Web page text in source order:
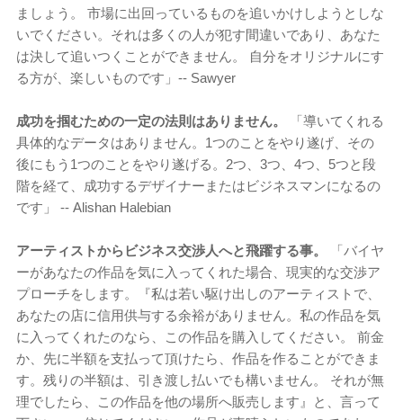
ましょう。 市場に出回っているものを追いかけしようとしな
いでください。それは多くの人が犯す間違いであり、あなた
は決して追いつくことができません。 自分をオリジナルにす
る方が、楽しいものです」-- Sawyer
成功を掴むための一定の法則はありません。
「導いてくれる
具体的なデータはありません。1つのことをやり遂げ、その
後にもう1つのことをやり遂げる。2つ、3つ、4つ、5つと段
階を経て、成功するデザイナーまたはビジネスマンになるの
です」 -- Alishan Halebian
アーティストからビジネス交渉人へと飛躍する事。
「バイヤ
ーがあなたの作品を気に入ってくれた場合、現実的な交渉ア
プローチをします。『私は若い駆け出しのアーティストで、
あなたの店に信用供与する余裕がありません。私の作品を気
に入ってくれたのなら、この作品を購入してください。 前金
か、先に半額を支払って頂けたら、作品を作ることができま
す。残りの半額は、引き渡し払いでも構いません。 それが無
理でしたら、この作品を他の場所へ販売します』と、言って